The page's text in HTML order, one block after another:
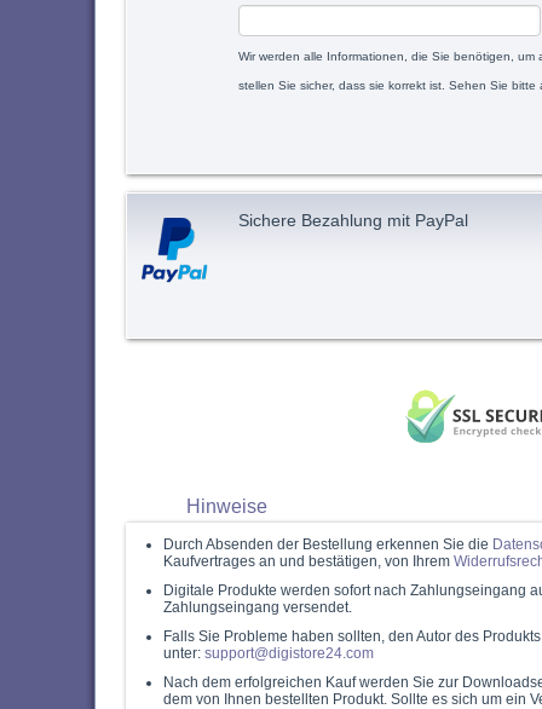
Wir werden alle Informationen, die Sie benötigen,
stellen Sie sicher, dass sie korrekt ist. Sehen Sie bitte
Sichere Bezahlung mit PayPal
Hinweise
Durch Absenden der Bestellung erkennen Sie die
Kaufvertrages an und bestätigen, von Ihrem
Digitale Produkte werden sofort nach Zahlungseingang
Zahlungseingang versendet.
Falls Sie Probleme haben sollten, den Autor des
unter: support@digistore24.com
Nach dem erfolgreichen Kauf werden Sie zur
dem von Ihnen bestellten Produkt. Sollte es sich um ein